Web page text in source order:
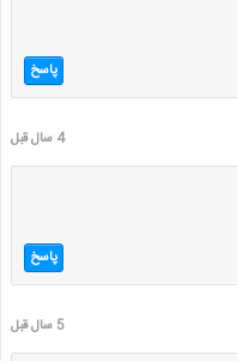
پاسخ
4 سال قبل
پاسخ
5 سال قبل